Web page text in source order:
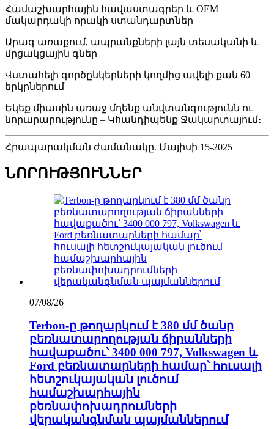
Համաշխարհային հավաստագրեր և OEM
մակարդակի որակի ստանդարտներ
Արագ առաքում, ապրանքների լայն տեսականի և
մրցակցային գներ
Վստահելի գործընկերների կողմից ավելի քան 60
երկրներում
Եկեք միասին առաջ մղենք անվտանգությունն ու
նորարարությունը – Կհանդիպենք Ջակարտայում։
Հրապարակման ժամանակը. Մայիսի 15-2025
ՆՈՐՈՒԹՅՈՒՆՆԵՐ
07/08/26
Terbon-ը թողարկում է 380 մմ ծանր
բեռնատարողության ճիրանների
հավաքածու՝ 3400 000 797, Volkswagen և
Ford բեռնատարների համար՝ հուսալի
հետշուկայական լուծում
համաշխարհային
բեռնափոխադրումների
վերականգնման պայմաններում